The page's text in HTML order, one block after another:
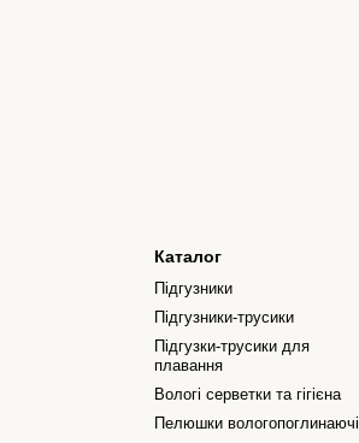
Каталог
Підгузники
Підгузники-трусики
Підгузки-трусики для
плавання
Вологі серветки та гігієна
Пелюшки вологопоглинаючі